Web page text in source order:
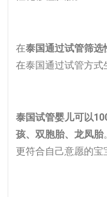
在泰国通过试管筛选
在泰国通过试管方式
泰国试管婴儿可以
孩、双胞胎、龙凤胎
更符合自己意愿的宝